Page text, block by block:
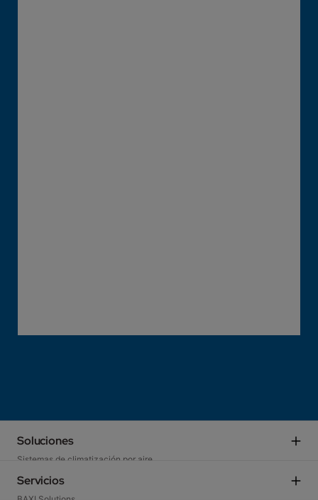
Soluciones
Sistemas de climatización por aire
Sistemas para bucle energético
Soluciones hidrónicas
Servicios